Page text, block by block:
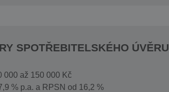
SPOTŘEBITELSKÉHO ÚVĚRU
000 až 150 000 Kč
% p.a. a RPSN od 16,2 %